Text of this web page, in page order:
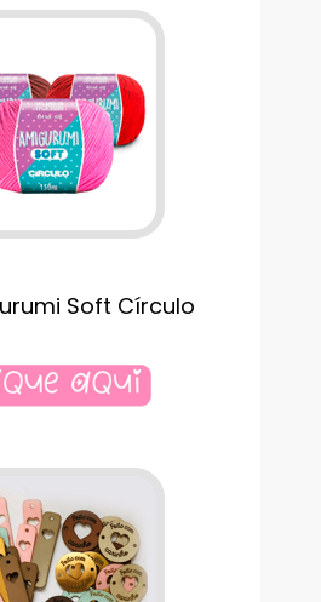
Soft Círculo